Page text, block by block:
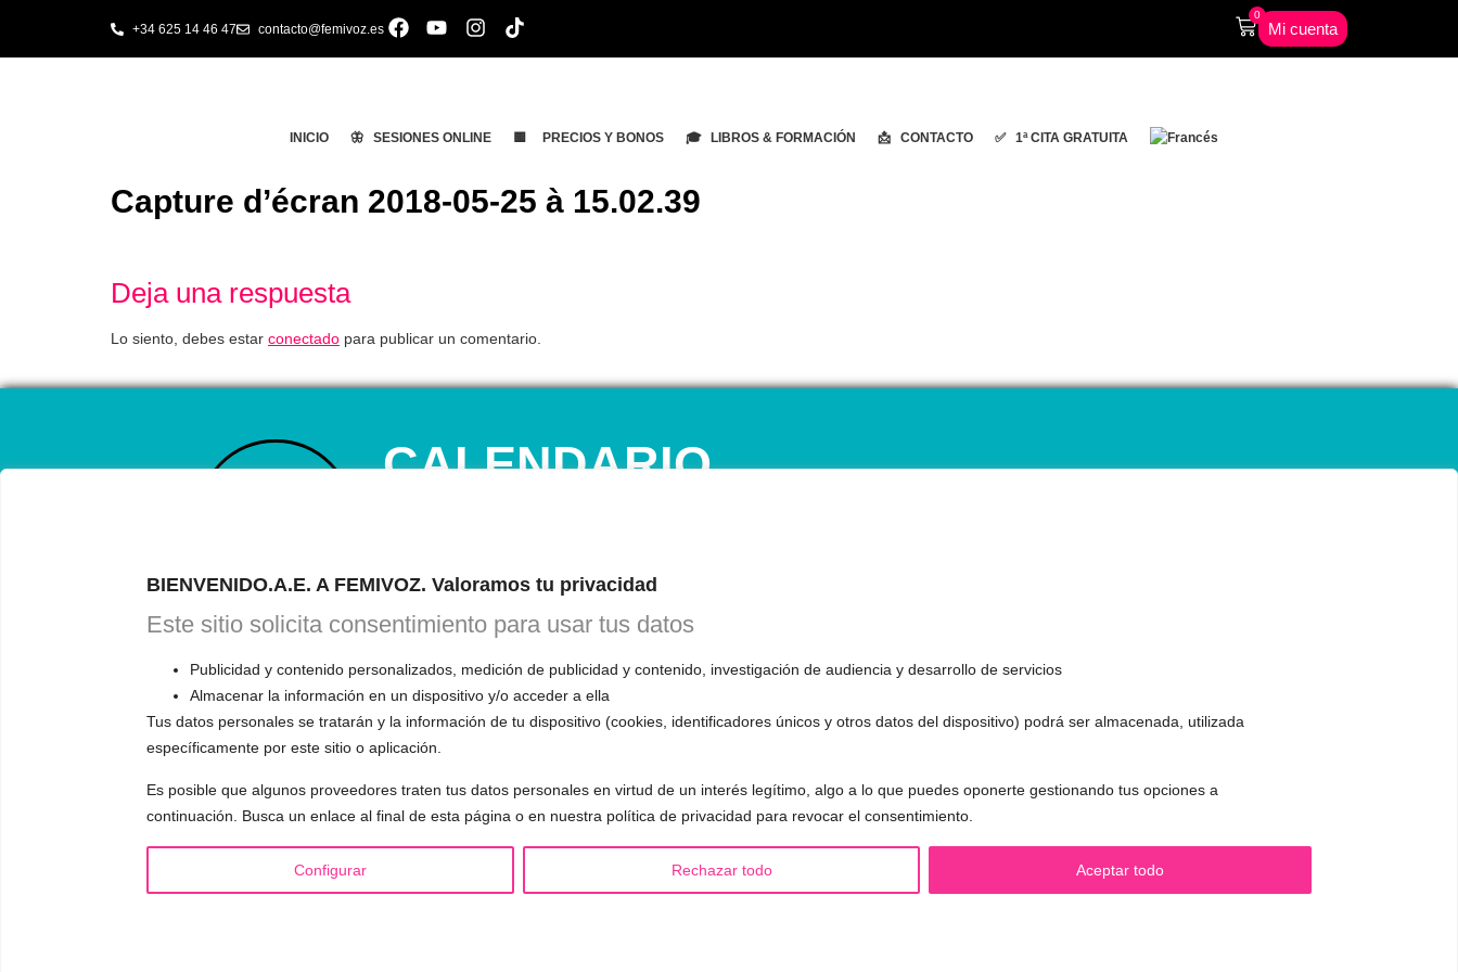
BIENVENIDO.A.E. A FEMIVOZ. Valoramos tu privacidad
Este sitio solicita consentimiento para usar tus datos
Publicidad y contenido personalizados, medición de publicidad y contenido, investigación de audiencia y desarrollo de servicios
Almacenar la información en un dispositivo y/o acceder a ella
Tus datos personales se tratarán y la información de tu dispositivo (cookies, identificadores únicos y otros datos del dispositivo) podrá ser almacenada, utilizada
específicamente por este sitio o aplicación.
Es posible que algunos proveedores traten tus datos personales en virtud de un interés legítimo, algo a lo que puedes oponerte gestionando tus opciones a
continuación. Busca un enlace al final de esta página o en nuestra política de privacidad para revocar el consentimiento.
Configurar Rechazar todo Aceptar todo
+34 625 14 46 47 contacto@femivoz.es
0
Mi cuenta
INICIO 🦋 SESIONES ONLINE 🟨 PRECIOS Y BONOS 🎓 LIBROS & FORMACIÓN 📩 CONTACTO ✅ 1ª CITA GRATUITA
Capture d’écran 2018-05-25 à 15.02.39
Deja una respuesta
Lo siento, debes estar conectado para publicar un comentario.
CALENDARIO
En esta primera cita, evaluará tu voz, te
explicará cómo funciona el entrenamiento vocal y
INFORMACIÓN
📚 Libros & Ebooks
VOCES LGBTQIA+ 🏳️‍🌈
▪️ Feminización de la voz
▪️ Neutralización de la voz
OTRAS SESIONES
▪️ Voz virilizada por esteroides
▪️ Modificación del acento
CONTACTO Y CITAS
Email :contacto@femivoz.es